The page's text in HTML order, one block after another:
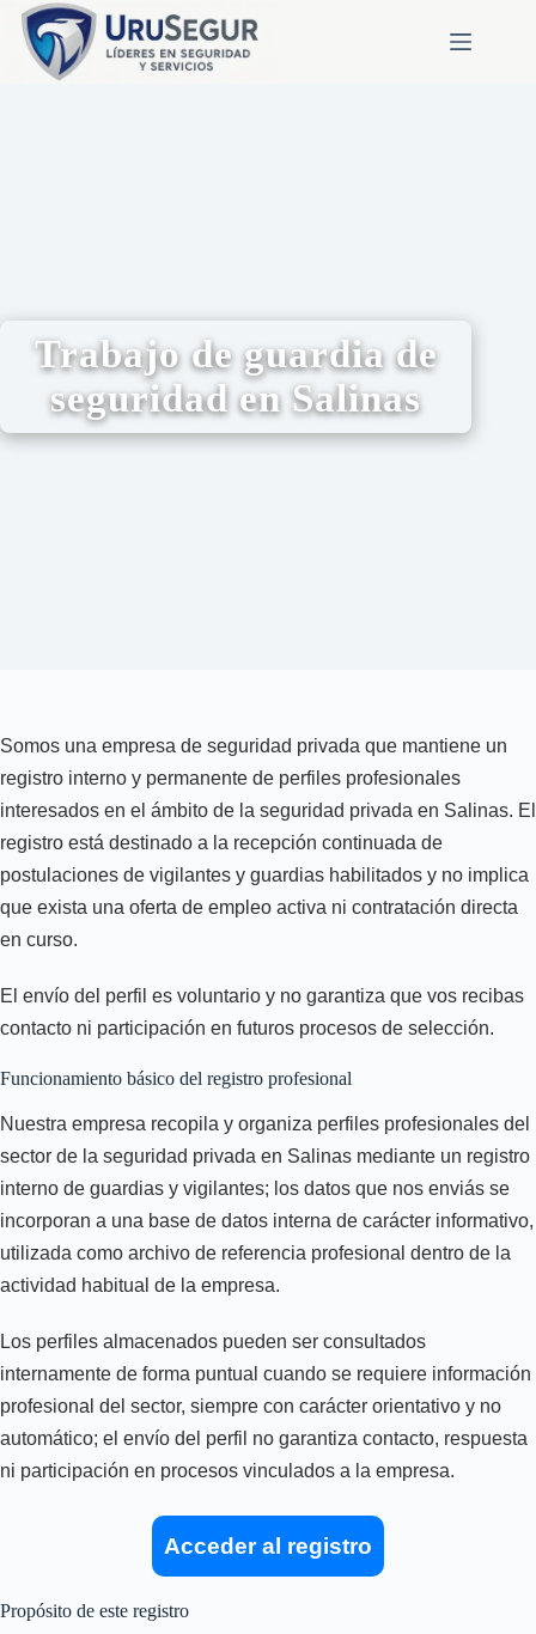
Trabajo de guardia de
seguridad en Salinas
Somos una empresa de seguridad privada que mantiene un
registro interno y permanente de perfiles profesionales
interesados en el ámbito de la seguridad privada en Salinas. El
registro está destinado a la recepción continuada de
postulaciones de vigilantes y guardias habilitados y no implica
que exista una oferta de empleo activa ni contratación directa
en curso.
El envío del perfil es voluntario y no garantiza que vos recibas
contacto ni participación en futuros procesos de selección.
Funcionamiento básico del registro profesional
Nuestra empresa recopila y organiza perfiles profesionales del
sector de la seguridad privada en Salinas mediante un registro
interno de guardias y vigilantes; los datos que nos enviás se
incorporan a una base de datos interna de carácter informativo,
utilizada como archivo de referencia profesional dentro de la
actividad habitual de la empresa.
Los perfiles almacenados pueden ser consultados
internamente de forma puntual cuando se requiere información
profesional del sector, siempre con carácter orientativo y no
automático; el envío del perfil no garantiza contacto, respuesta
ni participación en procesos vinculados a la empresa.
Acceder al registro
Propósito de este registro